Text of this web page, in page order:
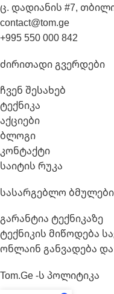
ც. დადიანის #7,
contact@tom.ge
+995 550 000 842
Ძირითადი Გვერდები
ჩვენ შესახებ
ტექნიკა
აქციები
ბლოგი
კონტაქტი
საიტის რუკა
Სასარგებლო Ბმულები
გარანტია ტექნიკაზე
ტექნიკის მიწოდება
ონლაინ განვადება
Tom.ge -ს Პოლიტიკა